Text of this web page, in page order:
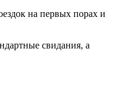
на первых порах и
свидания, а